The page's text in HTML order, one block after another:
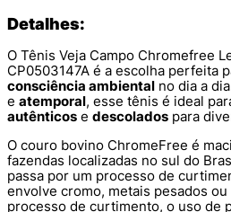
Detalhes:
O Tênis Veja Campo Chromefree
CP0503147A é a escolha perfeita
consciência ambiental no dia a
e atemporal, esse tênis é ideal
autênticos e descolados para
O couro bovino ChromeFree é
fazendas localizadas no sul do
passa por um processo de
envolve cromo, metais pesados
processo de curtimento, o uso de